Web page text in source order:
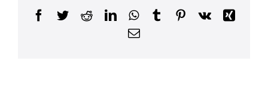
Facebook
TwitterRedditLinkedInWhatsApp
TumblrPinterest
Vk
Xing
Correo